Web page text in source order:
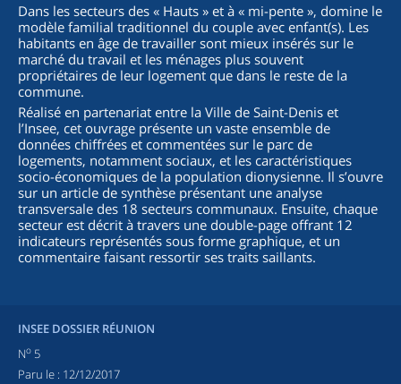
Dans les secteurs des « Hauts » et à « mi-pente », domine le
modèle familial traditionnel du couple avec enfant(s). Les
habitants en âge de travailler sont mieux insérés sur le
marché du travail et les ménages plus souvent
propriétaires de leur logement que dans le reste de la
commune.
Réalisé en partenariat entre la Ville de Saint-Denis et
l’Insee, cet ouvrage présente un vaste ensemble de
données chiffrées et commentées sur le parc de
logements, notamment sociaux, et les caractéristiques
socio-économiques de la population dionysienne. Il s’ouvre
sur un article de synthèse présentant une analyse
transversale des 18 secteurs communaux. Ensuite, chaque
secteur est décrit à travers une double-page offrant 12
indicateurs représentés sous forme graphique, et un
commentaire faisant ressortir ses traits saillants.
INSEE DOSSIER RÉUNION
No 5
Paru le : 12/12/2017